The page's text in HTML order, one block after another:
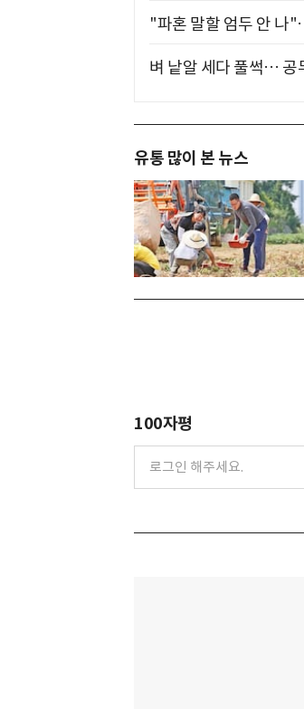
"파혼 말할 엄두 안 나
벼 낱알 세다 풀썩… 공
유통 많이 본 뉴스
100자평